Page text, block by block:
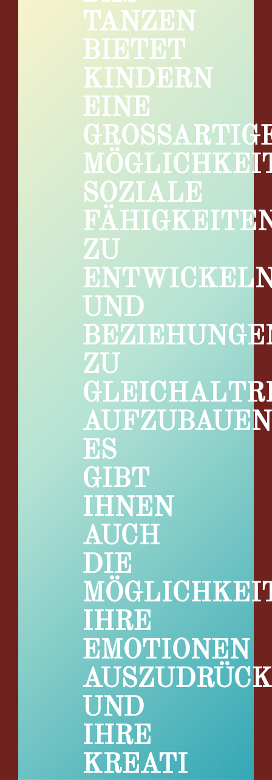
TANZEN
BIETET
KINDERN
EINE
GROSSARTIGE
SOZIALE
ZU
UND
ZU
AUFZUBAUEN
ES
GIBT
IHNEN
AUCH
DIE
IHRE
EMOTIONEN
UND
IHRE
KREATI